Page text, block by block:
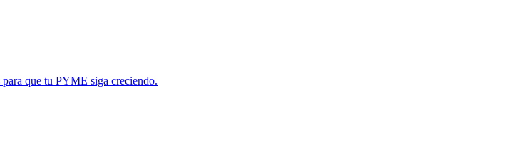
que tu PYME siga creciendo.